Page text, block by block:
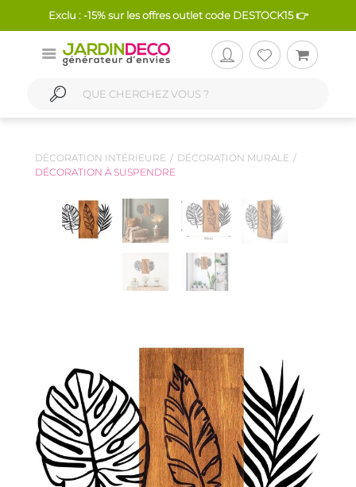
Exclu : -15% sur les offres outlet code DESTOCK15 👉
DÉCORATION INTÉRIEURE
DÉCORATION MURALE
DÉCORATION À SUSPENDRE